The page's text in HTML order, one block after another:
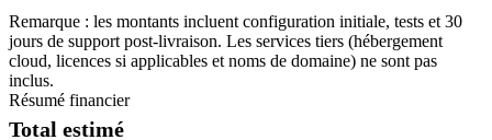
Remarque : les montants incluent configuration initiale, tests et 30
jours de support post-livraison. Les services tiers (hébergement
cloud, licences si applicables et noms de domaine) ne sont pas
inclus.
Résumé financier
Total estimé